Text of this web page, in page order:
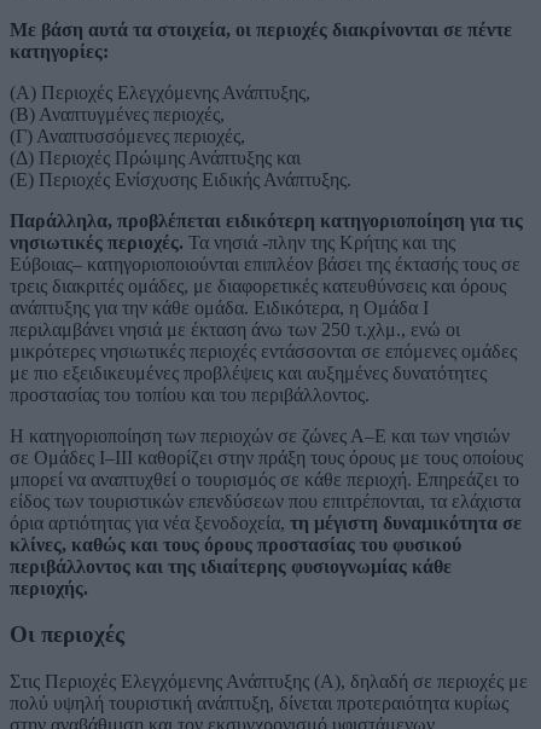
Με βάση αυτά τα στοιχεία, οι περιοχές διακρίνονται σε πέντε
κατηγορίες:
(Α) Περιοχές Ελεγχόμενης Ανάπτυξης,
(Β) Αναπτυγμένες περιοχές,
(Γ) Αναπτυσσόμενες περιοχές,
(Δ) Περιοχές Πρώιμης Ανάπτυξης και
(Ε) Περιοχές Ενίσχυσης Ειδικής Ανάπτυξης.
Παράλληλα, προβλέπεται ειδικότερη κατηγοριοποίηση για τις
νησιωτικές περιοχές. Τα νησιά -πλην της Κρήτης και της
Εύβοιας– κατηγοριοποιούνται επιπλέον βάσει της έκτασής τους σε
τρεις διακριτές ομάδες, με διαφορετικές κατευθύνσεις και όρους
ανάπτυξης για την κάθε ομάδα. Ειδικότερα, η Ομάδα Ι
περιλαμβάνει νησιά με έκταση άνω των 250 τ.χλμ., ενώ οι
μικρότερες νησιωτικές περιοχές εντάσσονται σε επόμενες ομάδες
με πιο εξειδικευμένες προβλέψεις και αυξημένες δυνατότητες
προστασίας του τοπίου και του περιβάλλοντος.
Η κατηγοριοποίηση των περιοχών σε ζώνες Α–Ε και των νησιών
σε Ομάδες Ι–ΙΙΙ καθορίζει στην πράξη τους όρους με τους οποίους
μπορεί να αναπτυχθεί ο τουρισμός σε κάθε περιοχή. Επηρεάζει το
είδος των τουριστικών επενδύσεων που επιτρέπονται, τα ελάχιστα
όρια αρτιότητας για νέα ξενοδοχεία, τη μέγιστη δυναμικότητα σε
κλίνες, καθώς και τους όρους προστασίας του φυσικού
περιβάλλοντος και της ιδιαίτερης φυσιογνωμίας κάθε
περιοχής.
Οι περιοχές
Στις Περιοχές Ελεγχόμενης Ανάπτυξης (Α), δηλαδή σε περιοχές με
πολύ υψηλή τουριστική ανάπτυξη, δίνεται προτεραιότητα κυρίως
στην αναβάθμιση και τον εκσυγχρονισμό υφιστάμενων